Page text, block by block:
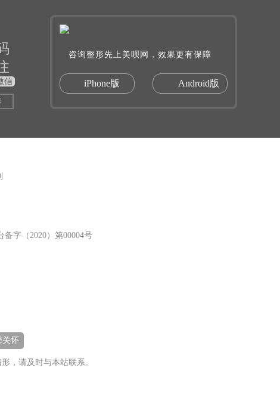
信
咨询整形先上美呗网，效果更有保障
iPhone版 Android版
字（2020）第00004号
关怀
，请及时与本站联系。